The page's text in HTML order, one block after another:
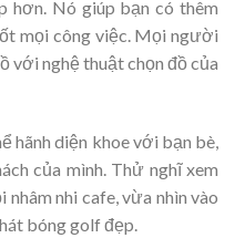
hơn. Nó giúp bạn có thêm
mọi công việc. Mọi người
với nghệ thuật chọn đồ của
hãnh diện khoe với bạn bè,
của mình. Thử nghĩ xem
nhi cafe, vừa nhìn vào
bóng golf đẹp.